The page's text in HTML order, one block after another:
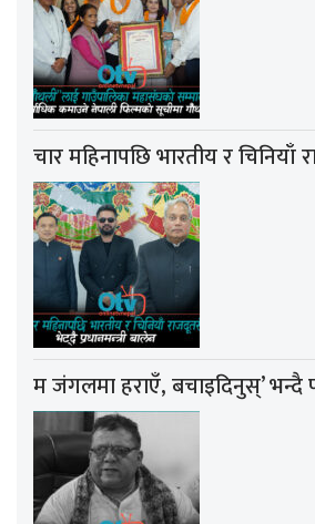
चार महिनापछि भारतीय र चिनियाँ
म जंगलमा हराएँ, बचाइदिनुस्’